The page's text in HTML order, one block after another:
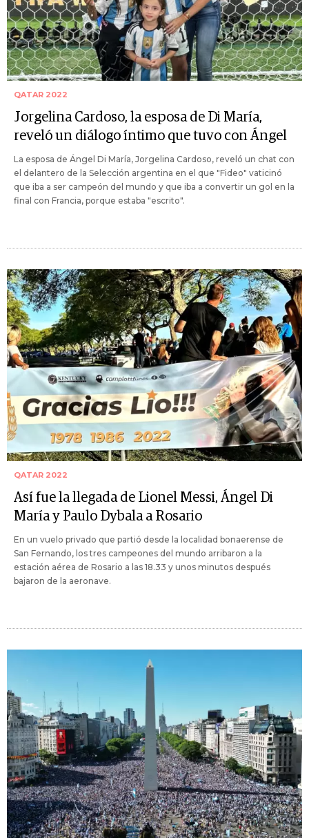
QATAR 2022
Jorgelina Cardoso, la esposa de Di María,
reveló un diálogo íntimo que tuvo con Ángel
La esposa de Ángel Di María, Jorgelina Cardoso, reveló un chat con
el delantero de la Selección argentina en el que "Fideo" vaticinó
que iba a ser campeón del mundo y que iba a convertir un gol en la
final con Francia, porque estaba "escrito".
QATAR 2022
Así fue la llegada de Lionel Messi, Ángel Di
María y Paulo Dybala a Rosario
En un vuelo privado que partió desde la localidad bonaerense de
San Fernando, los tres campeones del mundo arribaron a la
estación aérea de Rosario a las 18.33 y unos minutos después
bajaron de la aeronave.